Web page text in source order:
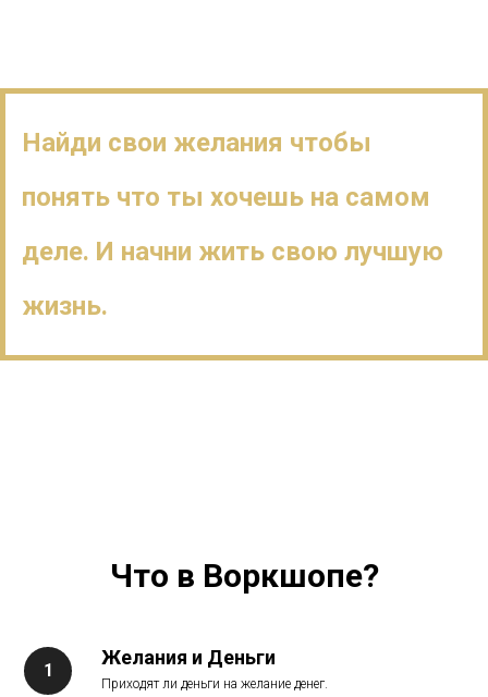
Найди свои желания чтобы
понять что ты хочешь на самом
деле. И начни жить свою лучшую
жизнь.
Что в Воркшопе?
Желания и Деньги
Приходят ли деньги на желание денег.